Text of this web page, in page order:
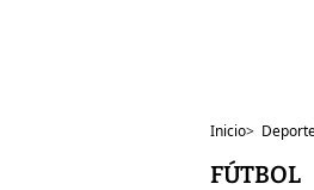
Inicio>
FÚTBOL